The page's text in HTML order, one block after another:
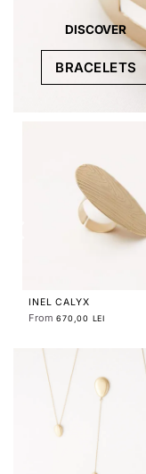
DISCOVER
BRACELETS
INEL CALYX
From670,00 LEI